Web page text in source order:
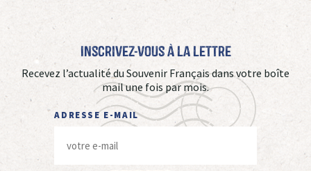
Inscrivez-vous à La Lettre
Recevez l’actualité du Souvenir Français dans votre boîte
mail une fois par mois.
ADRESSE E-MAIL